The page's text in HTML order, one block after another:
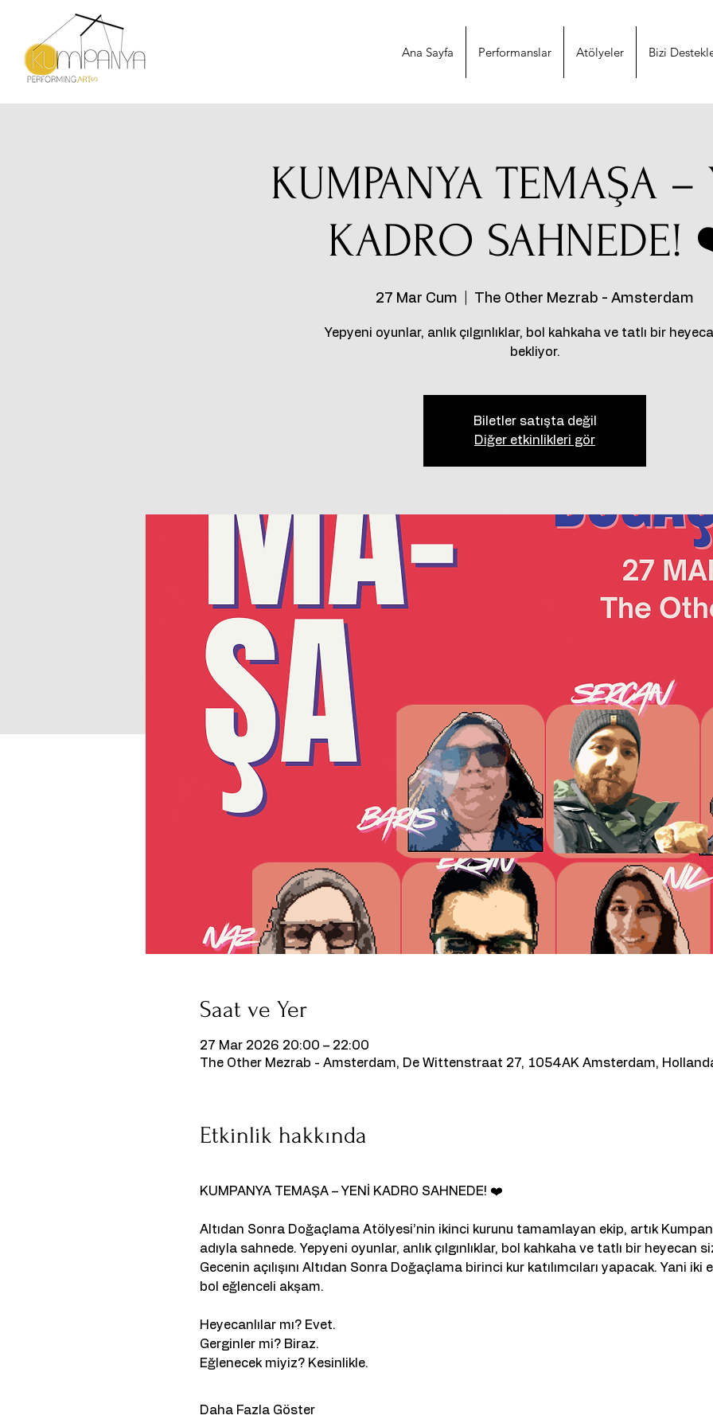
Ana Sayfa Performanslar Atölyeler Bizi
KUMPANYA TEMAŞA –
KADRO
27 Mar Cum The Other Mezrab - Amsterdam
Yepyeni oyunlar, anlık çılgınlıklar, bol kahkaha ve tatlı bir
Biletler satışta değil
Diğer etkinlikleri gör
Saat ve Yer
27 Mar 2026 20:00 – 22:00
The Other Mezrab - Amsterdam, De Wittenstraat 27, 1054AK Amsterdam,
Etkinlik hakkında
KUMPANYA TEMAŞA – YENİ KADRO SAHNEDE! ❤️
Altıdan Sonra Doğaçlama Atölyesi’nin ikinci kurunu tamamlayan ekip, artık
adıyla sahnede. Yepyeni oyunlar, anlık çılgınlıklar, bol kahkaha ve tatlı bir heyecan
Gecenin açılışını Altıdan Sonra Doğaçlama birinci kur katılımcıları yapacak. Yani iki
bol eğlenceli akşam.
Heyecanlılar mı? Evet.
Gerginler mi? Biraz.
Eğlenecek miyiz? Kesinlikle.
Daha Fazla Göster